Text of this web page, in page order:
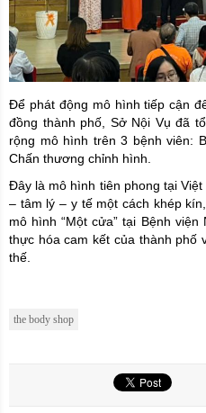
Để phát động mô hình tiếp cận
đồng thành phố, Sở Nội Vụ đã
rộng mô hình trên 3 bệnh viên:
Chấn thương chỉnh hình.
Đây là mô hình tiên phong tại
– tâm lý – y tế một cách khép
mô hình “Một cửa” tại Bệnh
thực hóa cam kết của thành phố
thế.
the body shop